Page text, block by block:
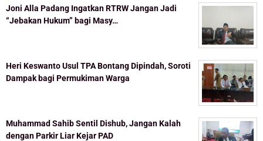
Joni Alla Padang Ingatkan RTRW Jangan Jadi
“Jebakan Hukum” bagi Masy…
Heri Keswanto Usul TPA Bontang Dipindah, Soroti
Dampak bagi Permukiman Warga
Muhammad Sahib Sentil Dishub, Jangan Kalah
dengan Parkir Liar Kejar PAD